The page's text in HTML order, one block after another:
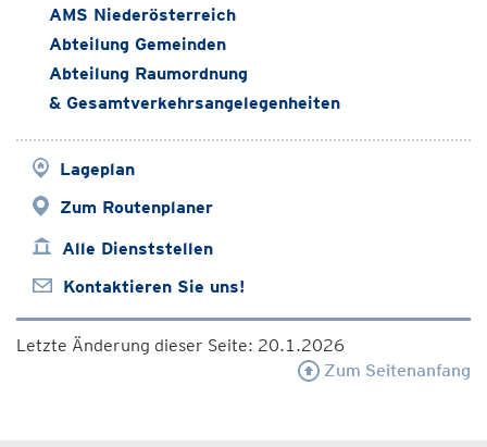
AMS Niederösterreich
Abteilung Gemeinden
Abteilung Raumordnung
& Gesamtverkehrsangelegenheiten
Lageplan
Zum Routenplaner
Alle Dienststellen
Kontaktieren Sie uns!
Letzte Änderung dieser Seite: 20.1.2026
Zum Seitenanfang